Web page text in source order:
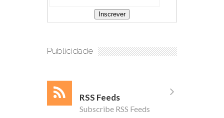
Publicidade
RSS Feeds
Subscribe RSS Feeds